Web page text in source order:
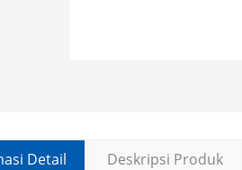
Detail Deskripsi Produk